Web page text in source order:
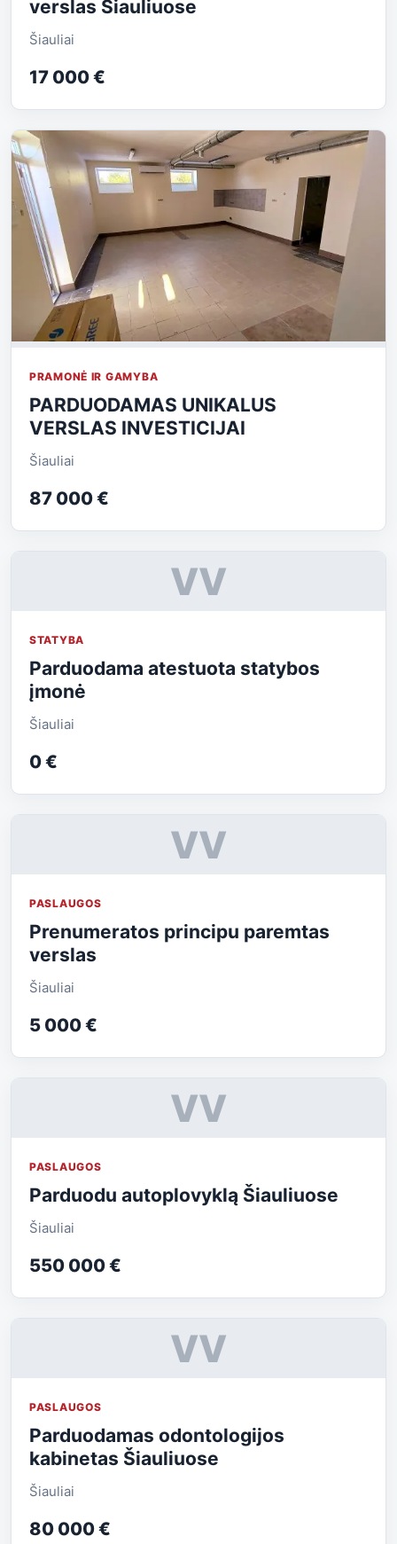
verslas Šiauliuose
Šiauliai
17 000 €
PRAMONĖ IR GAMYBA
PARDUODAMAS UNIKALUS
VERSLAS INVESTICIJAI
Šiauliai
87 000 €
VV
STATYBA
Parduodama atestuota statybos
įmonė
Šiauliai
0 €
VV
PASLAUGOS
Prenumeratos principu paremtas
verslas
Šiauliai
5 000 €
VV
PASLAUGOS
Parduodu autoplovyklą Šiauliuose
Šiauliai
550 000 €
VV
PASLAUGOS
Parduodamas odontologijos
kabinetas Šiauliuose
Šiauliai
80 000 €